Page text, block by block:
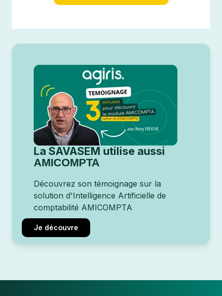
La SAVASEM utilise aussi
AMICOMPTA
Découvrez son témoignage sur la
solution d'Intelligence Artificielle de
comptabilité AMICOMPTA
Je découvre